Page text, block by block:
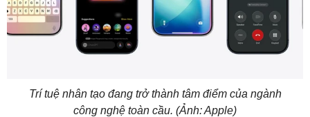
Trí tuệ nhân tạo đang trở thành tâm điểm của ngành
công nghệ toàn cầu. (Ảnh: Apple)